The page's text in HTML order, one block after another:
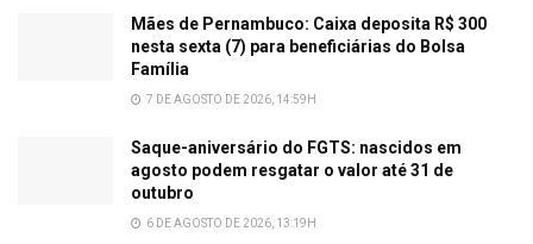
Mães de Pernambuco: Caixa deposita R$ 300
nesta sexta (7) para beneficiárias do Bolsa
Família
7 DE AGOSTO DE 2026, 14:59H
Saque-aniversário do FGTS: nascidos em
agosto podem resgatar o valor até 31 de
outubro
6 DE AGOSTO DE 2026, 13:19H